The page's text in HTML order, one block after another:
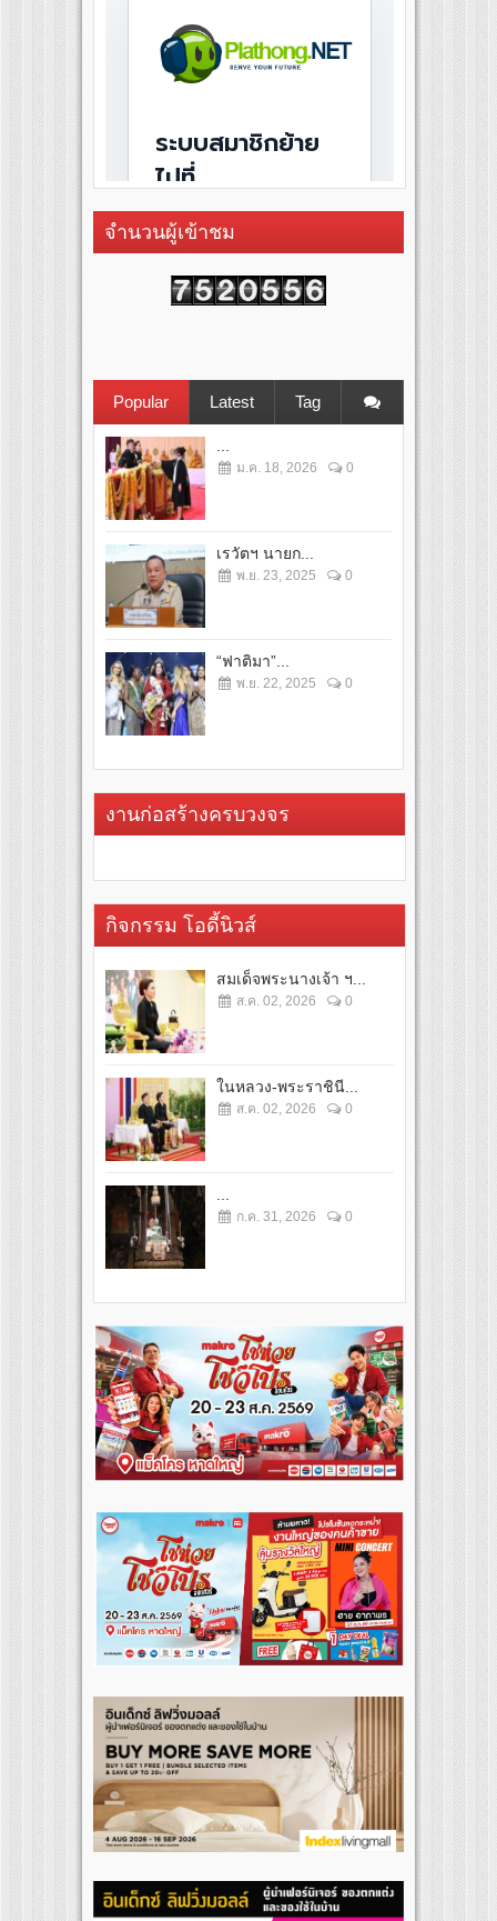
จำนวนผู้เข้าชม
Popular Latest Tag
ม.ค. 18, 2026 0
เรวัตฯ นายก...
พ.ย. 23, 2025 0
“ฟาติมา”...
พ.ย. 22, 2025 0
งานก่อสร้างครบวงจร
กิจกรรม โอดี้นิวส์
สมเด็จพระนางเจ้า ฯ...
ส.ค. 02, 2026 0
ในหลวง-พระราชินี...
ส.ค. 02, 2026 0
ก.ค. 31, 2026 0